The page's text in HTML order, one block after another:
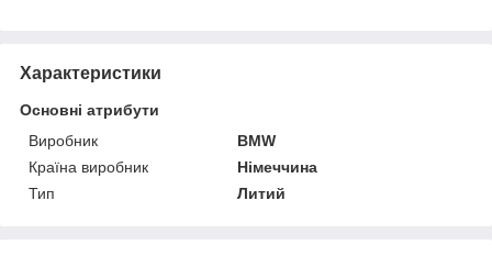
Характеристики
Основні атрибути
Виробник
BMW
Країна виробник
Німеччина
Тип
Литий